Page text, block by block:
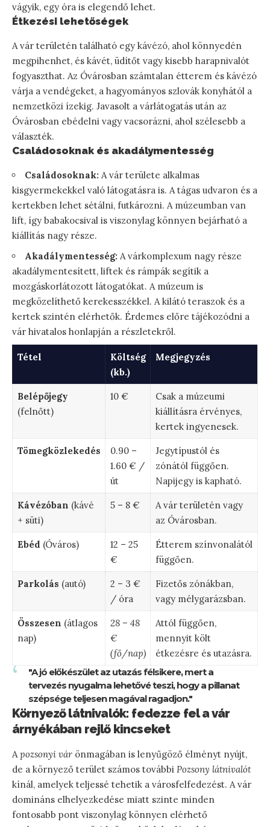
vágyik, egy óra is elegendő lehet.
Étkezési lehetőségek
A vár területén található egy kávézó, ahol könnyedén
megpihenhet, és kávét, üdítőt vagy kisebb harapnivalót
fogyaszthat. Az Óvárosban számtalan étterem és kávézó
várja a vendégeket, a hagyományos szlovák konyhától a
nemzetközi ízekig. Javasolt a várlátogatás után az
Óvárosban ebédelni vagy vacsorázni, ahol szélesebb a
választék.
Családosoknak és akadálymentesség
Családosoknak: A vár területe alkalmas
kisgyermekekkel való látogatásra is. A tágas udvaron és a
kertekben lehet sétálni, futkározni. A múzeumban van
lift, így babakocsival is viszonylag könnyen bejárható a
kiállítás nagy része.
Akadálymentesség: A várkomplexum nagy része
akadálymentesített, liftek és rámpák segítik a
mozgáskorlátozott látogatókat. A múzeum is
megközelíthető kerekesszékkel. A kilátó teraszok és a
kertek szintén elérhetők. Érdemes előre tájékozódni a
vár hivatalos honlapján a részletekről.
Tétel
Költség
(kb.)
Megjegyzés
Belépőjegy
(felnőtt)
10 €
Csak a múzeumi
kiállításra érvényes,
kertek ingyenesek.
Tömegközlekedés
0.90 –
1.60 € /
út
Jegytípustól és
zónától függően.
Napijegy is kapható.
Kávézóban (kávé
+ süti)
5 – 8 €
A vár területén vagy
az Óvárosban.
Ebéd (Óváros)
12 – 25
€
Étterem színvonalától
függően.
Parkolás (autó)
2 – 3 €
/ óra
Fizetős zónákban,
vagy mélygarázsban.
Összesen (átlagos
nap)
28 – 48
€
(fő/nap)
Attól függően,
mennyit költ
étkezésre és utazásra.
"A jó előkészület az utazás félsikere, mert a
tervezés nyugalma lehetővé teszi, hogy a pillanat
szépsége teljesen magával ragadjon."
Környező látnivalók: fedezze fel a vár
árnyékában rejlő kincseket
Apozsonyi vár önmagában is lenyűgöző élményt nyújt,
de a környező terület számos további Pozsony látnivalót
kínál, amelyek teljessé tehetik a városfelfedezést. A vár
domináns elhelyezkedése miatt szinte minden
fontosabb pont viszonylag könnyen elérhető